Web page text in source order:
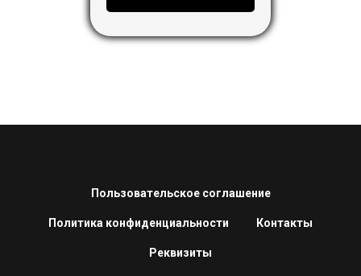
Пользовательское соглашение
Политика конфиденциальности Контакты
Реквизиты